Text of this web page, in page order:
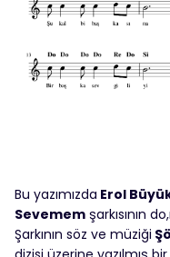
Bu yazımızda Erol
Sevemem şarkısının
Şarkının söz ve müziği